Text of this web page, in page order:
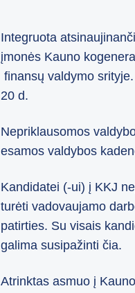
Integruota
įmonės Kauno
finansų valdymo
20 d.
Nepriklausomos
esamos valdybos
Kandidatei (-ui) į KKJ
turėti vadovaujamo
patirties. Su visais
galima susipažinti čia.
Atrinktas asmuo į